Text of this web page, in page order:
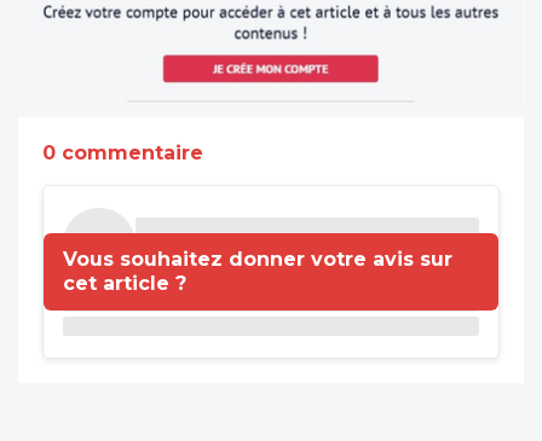
0 commentaire
Vous souhaitez donner votre avis sur
cet article ?